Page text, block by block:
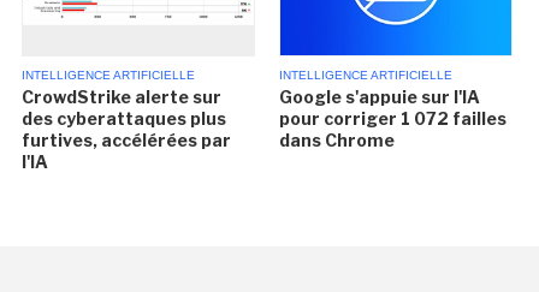
INTELLIGENCE ARTIFICIELLE
CrowdStrike alerte sur
des cyberattaques plus
furtives, accélérées par
l'IA
INTELLIGENCE ARTIFICIELLE
Google s'appuie sur l'IA
pour corriger 1 072 failles
dans Chrome